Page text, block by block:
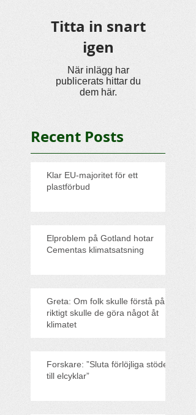
Recent Posts
Titta in snart
igen
När inlägg har
publicerats hittar du
dem här.
Klar EU-majoritet för ett
plastförbud
Elproblem på Gotland hotar
Cementas klimatsatsning
Greta: Om folk skulle förstå på
riktigt skulle de göra något åt
klimatet
Forskare: ”Sluta förlöjliga stödet
till elcyklar”